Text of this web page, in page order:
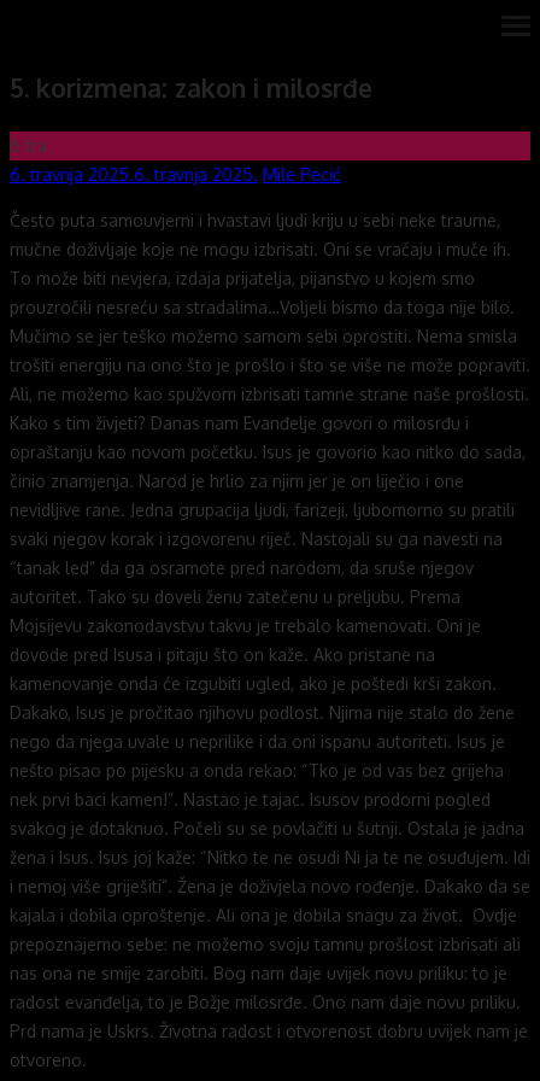
content
5. korizmena: zakon i milosrđe
6 tra
Posted
6. travnja 2025.6. travnja 2025. Author
Mile Pecić
Često puta samouvjerni i hvastavi ljudi kriju u sebi neke traume,
mučne doživljaje koje ne mogu izbrisati. Oni se vraćaju i muče ih.
To može biti nevjera, izdaja prijatelja, pijanstvo u kojem smo
prouzročili nesreću sa stradalima…Voljeli bismo da toga nije bilo.
Mučimo se jer teško možemo samom sebi oprostiti. Nema smisla
trošiti energiju na ono što je prošlo i što se više ne može popraviti.
Ali, ne možemo kao spužvom izbrisati tamne strane naše prošlosti.
Kako s tim živjeti? Danas nam Evanđelje govori o milosrđu i
opraštanju kao novom početku. Isus je govorio kao nitko do sada,
činio znamjenja. Narod je hrlio za njim jer je on liječio i one
nevidljive rane. Jedna grupacija ljudi, farizeji, ljubomorno su pratili
svaki njegov korak i izgovorenu riječ. Nastojali su ga navesti na
“tanak led” da ga osramote pred narodom, da sruše njegov
autoritet. Tako su doveli ženu zatečenu u preljubu. Prema
Mojsijevu zakonodavstvu takvu je trebalo kamenovati. Oni je
dovode pred Isusa i pitaju što on kaže. Ako pristane na
kamenovanje onda će izgubiti ugled, ako je poštedi krši zakon.
Dakako, Isus je pročitao njihovu podlost. Njima nije stalo do žene
nego da njega uvale u neprilike i da oni ispanu autoriteti. Isus je
nešto pisao po pijesku a onda rekao: “Tko je od vas bez grijeha
nek prvi baci kamen!”. Nastao je tajac. Isusov prodorni pogled
svakog je dotaknuo. Počeli su se povlačiti u šutnji. Ostala je jadna
žena i Isus. Isus joj kaže: “Nitko te ne osudi Ni ja te ne osuđujem. Idi
i nemoj više griješiti”. Žena je doživjela novo rođenje. Dakako da se
kajala i dobila oproštenje. Ali ona je dobila snagu za život. Ovdje
prepoznajemo sebe: ne možemo svoju tamnu prošlost izbrisati ali
nas ona ne smije zarobiti. Bog nam daje uvijek novu priliku: to je
radost evanđelja, to je Božje milosrđe. Ono nam daje novu priliku.
Prd nama je Uskrs. Životna radost i otvorenost dobru uvijek nam je
otvoreno.